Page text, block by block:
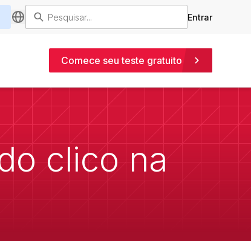
Entrar
Comece seu teste gratuito
clico na